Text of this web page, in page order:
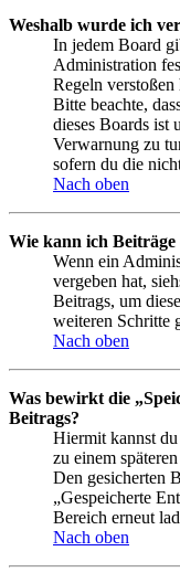
Weshalb wurde ich
In jedem Board
Administration
Regeln
Bitte beachte,
dieses Boards ist
Verwarnung zu
sofern du die
Nach oben
Wie kann ich
Wenn ein
vergeben hat,
Beitrags, um
weiteren Schritte
Nach oben
Was bewirkt die
Beitrags?
Hiermit kannst
zu einem
Den gesicherten
„Gespeicherte
Bereich erneut
Nach oben